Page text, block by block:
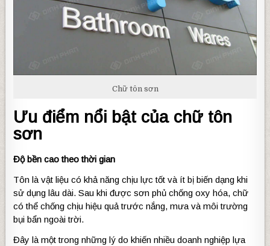
Chữ tôn sơn
Ưu điểm nổi bật của chữ tôn
sơn
Độ bền cao theo thời gian
Tôn là vật liệu có khả năng chịu lực tốt và ít bị biến dạng khi
sử dụng lâu dài. Sau khi được sơn phủ chống oxy hóa, chữ
có thể chống chịu hiệu quả trước nắng, mưa và môi trường
bụi bẩn ngoài trời.
Đây là một trong những lý do khiến nhiều doanh nghiệp lựa